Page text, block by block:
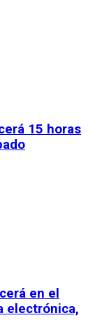
15 horas
en el
electrónica,